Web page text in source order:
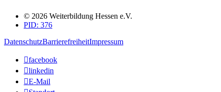
© 2026 Weiterbildung Hessen e.V.
PID: 376
DatenschutzBarrierefreiheitImpressum
facebook
linkedin
E-Mail